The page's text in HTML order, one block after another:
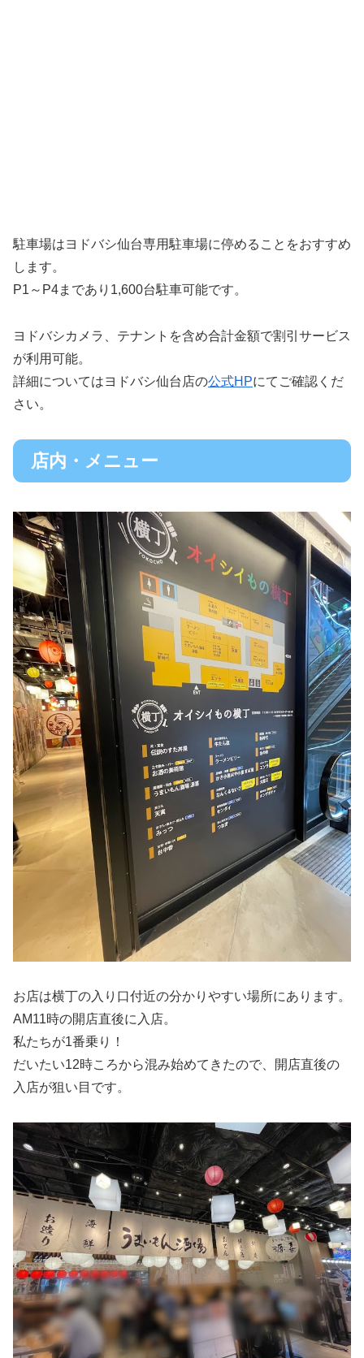
駐車場はヨドバシ仙台専用駐車場に停めることをおすすめ
します。
P1～P4まであり1,600台駐車可能です。
ヨドバシカメラ、テナントを含め合計金額で割引サービス
が利用可能。
詳細についてはヨドバシ仙台店の公式HPにてご確認くだ
さい。
店内・メニュー
お店は横丁の入り口付近の分かりやすい場所にあります。
AM11時の開店直後に入店。
私たちが1番乗り！
だいたい12時ころから混み始めてきたので、開店直後の
入店が狙い目です。